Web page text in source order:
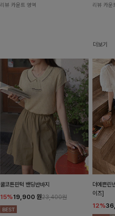
리뷰 카운트 영역 리뷰 카운
더보기
쿨코튼핀턱 밴딩반바지
15%19,900 원23,400원
더예쁜린
이즈]
12%